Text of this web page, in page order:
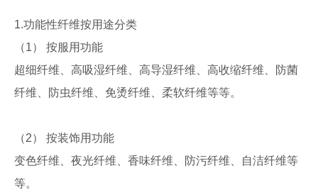
1.功能性纤维按用途分类
（1） 按服用功能
超细纤维、高吸湿纤维、高导湿纤维、高收缩纤维、防菌
纤维、防虫纤维、免烫纤维、柔软纤维等等。
（2） 按装饰用功能
变色纤维、夜光纤维、香味纤维、防污纤维、自洁纤维等
等。